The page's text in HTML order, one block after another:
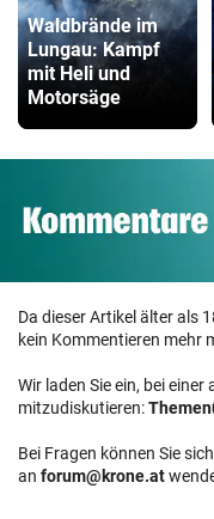
Waldbrände im
Lungau: Kampf
mit Heli und
Motorsäge
Da dieser Artikel älter als
kein Kommentieren mehr
Wir laden Sie ein, bei
mitzudiskutieren:
Bei Fragen können Sie
an forum@krone.at